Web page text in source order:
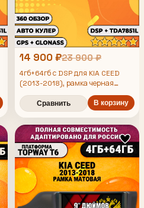
14 900 ₽23 900 ₽
4гб+64гб с DSP для KIA CEED
(2013-2018), рамка черная
матовая, Android магнитола,
без слота под симку, усилитель
звука TDA7851 и поддержка 360
камер
Сравнить В корзину